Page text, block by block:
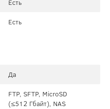
Есть
Есть
Да
FTP, SFTP, MicroSD
(≤512 Гбайт), NAS